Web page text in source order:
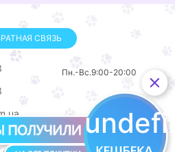
СВЯЗЬ
Пн.-Вс.9:00-20:00